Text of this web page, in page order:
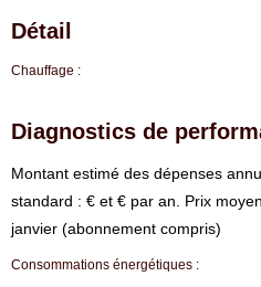
Détail
Chauffage :
Diagnostics de
⁠Montant estimé des dépenses
standard : € et € par an. Prix
janvier (abonnement compris)
Consommations énergétiques :